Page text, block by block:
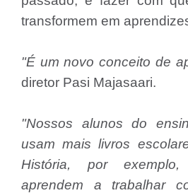
transformem em
"É um novo conceito de
diretor Pasi Majasaari.
"Nossos alunos do
usam mais livros
História, por
aprendem a trabalhar